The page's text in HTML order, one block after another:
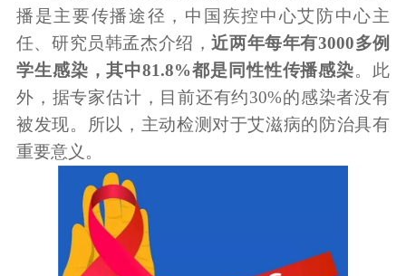
播是主要传播途径，中国疾控中心艾防中心主
任、研究员韩孟杰介绍，近两年每年有3000多例
学生感染，其中81.8%都是同性性传播感染。此
外，据专家估计，目前还有约30%的感染者没有
被发现。所以，主动检测对于艾滋病的防治具有
重要意义。